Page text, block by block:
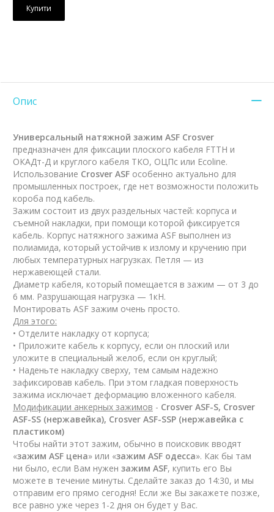
Купити
Опис
Универсальный натяжной зажим ASF Crosver
предназначен для фиксации плоского кабеля FTTH и
ОКАДт-Д и круглого кабеля ТКО, ОЦПс или Ecoline.
Использование Crosver ASF особенно актуально для
промышленных построек, где нет возможности положить
короба под кабель.
Зажим состоит из двух раздельных частей: корпуса и
съемной накладки, при помощи которой фиксируется
кабель. Корпус натяжного зажима ASF выполнен из
полиамида, который устойчив к излому и кручению при
любых температурных нагрузках. Петля — из
нержавеющей стали.
Диаметр кабеля, который помещается в зажим — от 3 до
6 мм. Разрушающая нагрузка — 1кН.
Монтировать ASF зажим очень просто.
Для этого:
• Отделите накладку от корпуса;
• Приложите кабель к корпусу, если он плоский или
уложите в специальный желоб, если он круглый;
• Наденьте накладку сверху, тем самым надежно
зафиксировав кабель. При этом гладкая поверхность
зажима исключает деформацию вложенного кабеля.
Модификации анкерных зажимов - Crosver ASF-S, Crosver
ASF-SS (нержавейка), Crosver ASF-SSP (нержавейка с
пластиком)
Чтобы найти этот зажим, обычно в поисковик вводят
«зажим ASF цена» или «зажим ASF одесса». Как бы там
ни было, если Вам нужен зажим ASF, купить его Вы
можете в течение минуты. Сделайте заказ до 14:30, и мы
отправим его прямо сегодня! Если же Вы закажете позже,
все равно уже через 1-2 дня он будет у Вас.